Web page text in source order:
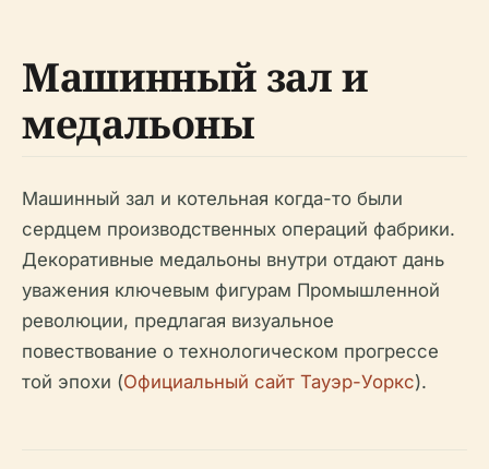
Машинный зал и
медальоны
Машинный зал и котельная когда-то были
сердцем производственных операций фабрики.
Декоративные медальоны внутри отдают дань
уважения ключевым фигурам Промышленной
революции, предлагая визуальное
повествование о технологическом прогрессе
той эпохи (Официальный сайт Тауэр-Уоркс).